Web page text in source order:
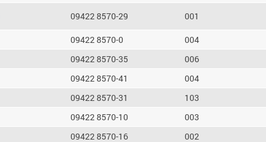
09422 8570-29 001
09422 8570-0 004
09422 8570-35 006
09422 8570-41 004
09422 8570-31 103
09422 8570-10 003
09422 8570-16 002